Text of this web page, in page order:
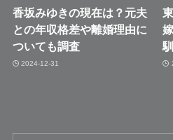
香坂みゆきの現在は？元夫
との年収格差や離婚理由に
ついても調査
2024-12-31